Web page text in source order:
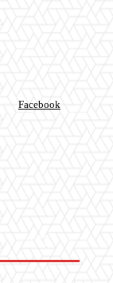
Facebook